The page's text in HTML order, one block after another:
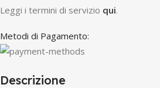
Leggi i termini di servizio qui.
Metodi di Pagamento:
Descrizione